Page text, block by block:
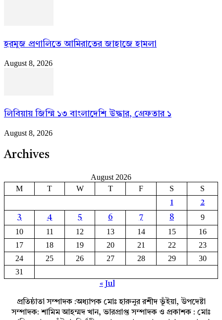
হরমুজ প্রণালিতে আমিরাতের জাহাজে হামলা
August 8, 2026
লিবিয়ায় জিম্মি ১৩ বাংলাদেশি উদ্ধার, গ্রেফতার ১
August 8, 2026
Archives
August 2026
M
T W T F S S
1
2
3
4 5 6 7 8
9
10
11 12 13 14 15
16
17
18 19 20 21 22
23
24
25 26 27 28 29
30
31
« Jul
প্রতিষ্ঠাতা সম্পাদক :অধ্যাপক মোঃ হারুনুর রশীদ ভূঁইয়া, উপদেষ্টা
সম্পাদক: শামিম আহম্মদ খান, ভারপ্রাপ্ত সম্পাদক ও প্রকাশক : মোঃ